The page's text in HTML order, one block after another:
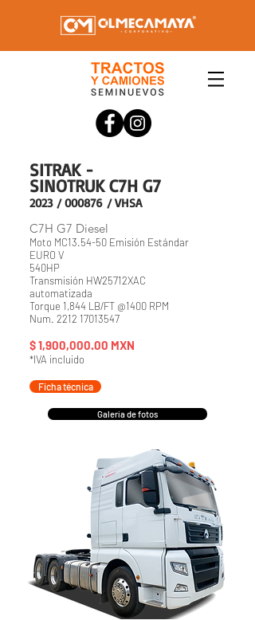
SITRAK -
SINOTRUK C7H G7
2023/ 000876 / VHSA
C7H G7 Diesel
Moto MC13.54-50 Emisión Estándar
EURO V
540HP
Transmisión HW25712XAC
automatizada
Torque 1,844 LB/FT @1400 RPM
Num. 2212 17013547
$ 1,900,000.00 MXN
*IVA incluido
Ficha técnica
Galería de fotos